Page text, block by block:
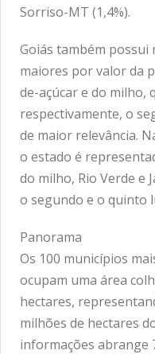
Sorriso-MT (1,4%).
Goiás também possui
maiores por valor da
de-açúcar e do milho,
respectivamente, o
de maior relevância.
o estado é
do milho, Rio Verde e
o segundo e o quinto
Panorama
Os 100 municípios
ocupam uma área
hectares,
milhões de hectares
informações abrange